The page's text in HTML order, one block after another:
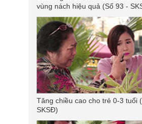
vùng nách hiệu quả (Số 93 -
Tăng chiều cao cho trẻ 0-3 tuổi
SKSĐ)